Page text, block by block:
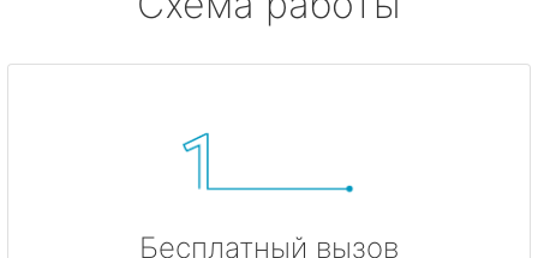
Бесплатный вызов